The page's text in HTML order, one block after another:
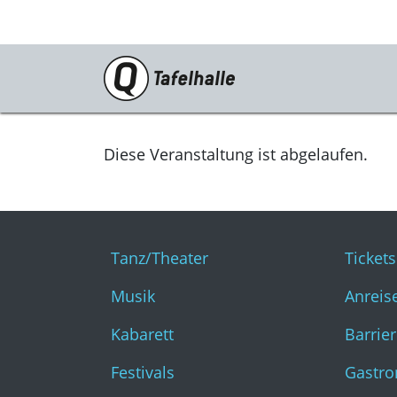
PROGRAMM
Tanz/Theater
Festivals
Für Euch!
Diese Veranstaltung ist abgelaufen.
Tanz/Theater
Musik
Kabarett
Festivals